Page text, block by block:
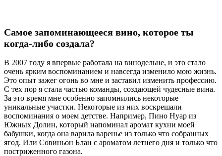
Самое запоминающееся вино, которое ты
когда-либо создала?
В 2007 году я впервые работала на винодельне, и это стало
очень ярким воспоминанием и навсегда изменило мою жизнь.
Это опыт зажег огонь во мне и заставил изменить профессию.
С тех пор я стала частью команды, создающей чудесные вина.
За это время мне особенно запомнились некоторые
уникальные участки. Некоторые из них воскрешали
воспоминания о моем детстве. Например, Пино Нуар из
Южных Долин, который напоминал аромат кухни моей
бабушки, когда она варила варенье из только что собранных
ягод. Или Совиньон Блан с ароматом летнего дня и только что
постриженного газона.